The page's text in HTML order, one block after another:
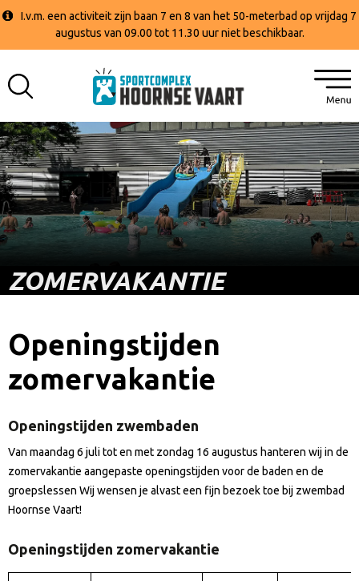
I.v.m. een activiteit zijn baan 7 en 8 van het 50-meterbad op vrijdag 7
augustus van 09.00 tot 11.30 uur niet beschikbaar.
ZOMERVAKANTIE
Openingstijden
zomervakantie
Openingstijden zwembaden
Van maandag 6 juli tot en met zondag 16 augustus hanteren wij in de
zomervakantie aangepaste openingstijden voor de baden en de
groepslessen Wij wensen je alvast een fijn bezoek toe bij zwembad
Hoornse Vaart!
Openingstijden zomervakantie